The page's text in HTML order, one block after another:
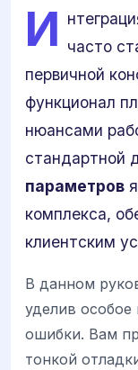
И часто
первичной
функционал
нюансами
стандартной
параметров
комплекса,
клиентским
В данном
уделив
ошибки. Вам
тонкой